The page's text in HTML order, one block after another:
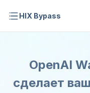
HIX Bypass
OpenAI
сделает